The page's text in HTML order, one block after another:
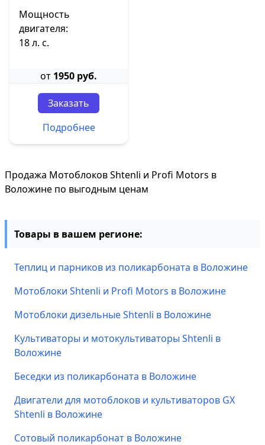
Мощность
двигателя:
18 л. с.
от 1950 руб.
Заказать
Подробнее
Продажа Мотоблоков Shtenli и Profi Motors в
Воложине по выгодным ценам
Товары в вашем регионе:
Теплиц и парников из поликарбоната в Воложине
Мотоблоки Shtenli и Profi Motors в Воложине
Мотоблоки дизельные Shtenli в Воложине
Культиваторы и мотокультиваторы Shtenli в
Воложине
Беседки из поликарбоната в Воложине
Двигатели для мотоблоков и культиваторов GX
Shtenli в Воложине
Сотовый поликарбонат в Воложине